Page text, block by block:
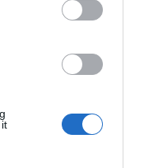
septembre
août 2025